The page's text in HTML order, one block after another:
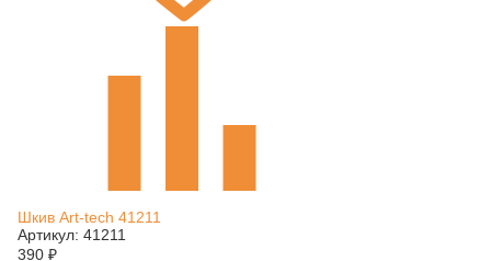
Шкив Art-tech 41211
Артикул: 41211
390 ₽